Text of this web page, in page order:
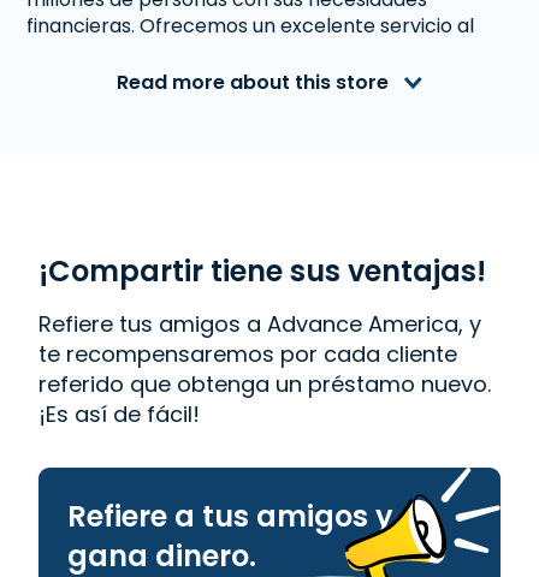
financieras. Ofrecemos un excelente servicio al
dinero inmediato. Con nosotros obtener un
Dr., Ste. D, Kosciusko, MS 39090.
Read more about this store
¡Compartir tiene sus ventajas!
Refiere tus amigos a Advance America, y
te recompensaremos por cada cliente
referido que obtenga un préstamo nuevo.
¡Es así de fácil!
Refiere a tus amigos y
gana dinero.